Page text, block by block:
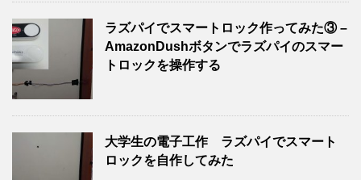
ラズパイでスマートロック作ってみた③ –
AmazonDushボタンでラズパイのスマー
トロックを操作する
大学生の電子工作 ラズパイでスマート
ロックを自作してみた